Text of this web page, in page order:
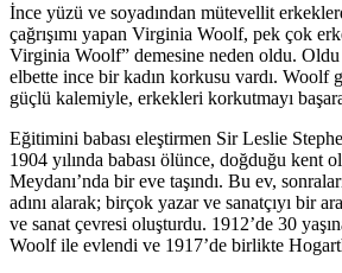
İnce yüzü ve soyadından mütevellit
çağrışımı yapan Virginia Woolf, pek çok
Virginia Woolf” demesine neden oldu. Oldu
elbette ince bir kadın korkusu vardı. Woolf
güçlü kalemiyle, erkekleri korkutmayı
Eğitimini babası eleştirmen Sir Leslie
1904 yılında babası ölünce, doğduğu kent
Meydanı’nda bir eve taşındı. Bu ev,
adını alarak; birçok yazar ve sanatçıyı bir
ve sanat çevresi oluşturdu. 1912’de 30
Woolf ile evlendi ve 1917’de birlikte